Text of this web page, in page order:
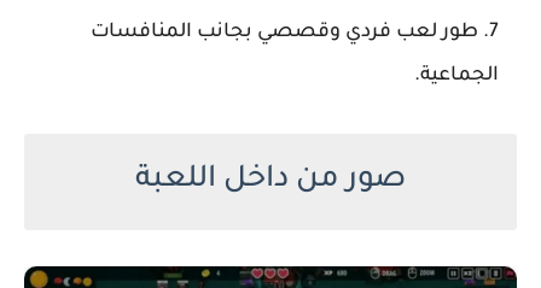
طور لعب فردي وقصصي بجانب المنافسات
الجماعية.
صور من داخل اللعبة